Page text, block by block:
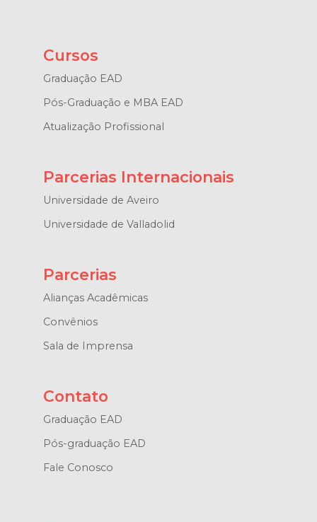
Cursos
Graduação EAD
Pós-Graduação e MBA EAD
Atualização Profissional
Parcerias Internacionais
Universidade de Aveiro
Universidade de Valladolid
Parcerias
Alianças Acadêmicas
Convênios
Sala de Imprensa
Contato
Graduação EAD
Pós-graduação EAD
Fale Conosco